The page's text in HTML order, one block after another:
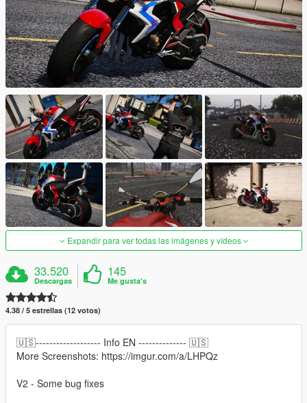
Expandir para ver todas las imágenes y vídeos
33.520
Descargas
145
Me gusta's
4.38 / 5 estrellas (12 votos)
🇺🇸------------------- Info EN -------------- 🇺🇸
More Screenshots: https://imgur.com/a/LHPQz
V2 - Some bug fixes